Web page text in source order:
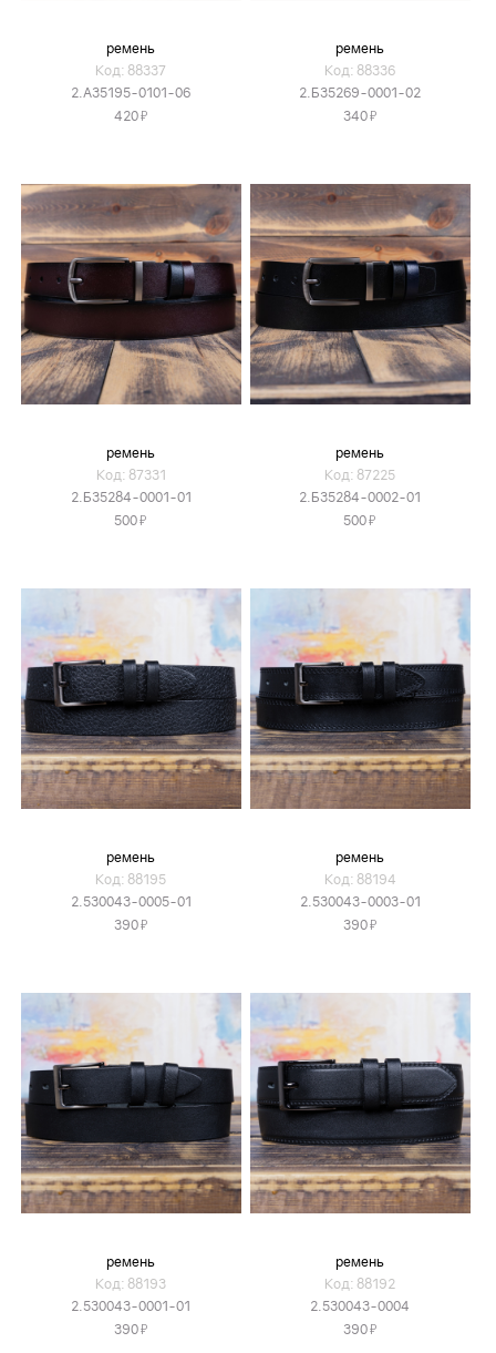
ремень
Код: 88337
2.А35195-0101-06
420Я
ремень
Код: 88336
2.Б35269-0001-02
340Я
ремень
Код: 87331
2.Б35284-0001-01
500Я
ремень
Код: 87225
2.Б35284-0002-01
500Я
ремень
Код: 88195
2.530043-0005-01
390Я
ремень
Код: 88194
2.530043-0003-01
390Я
ремень
Код: 88193
2.530043-0001-01
390Я
ремень
Код: 88192
2.530043-0004
390Я